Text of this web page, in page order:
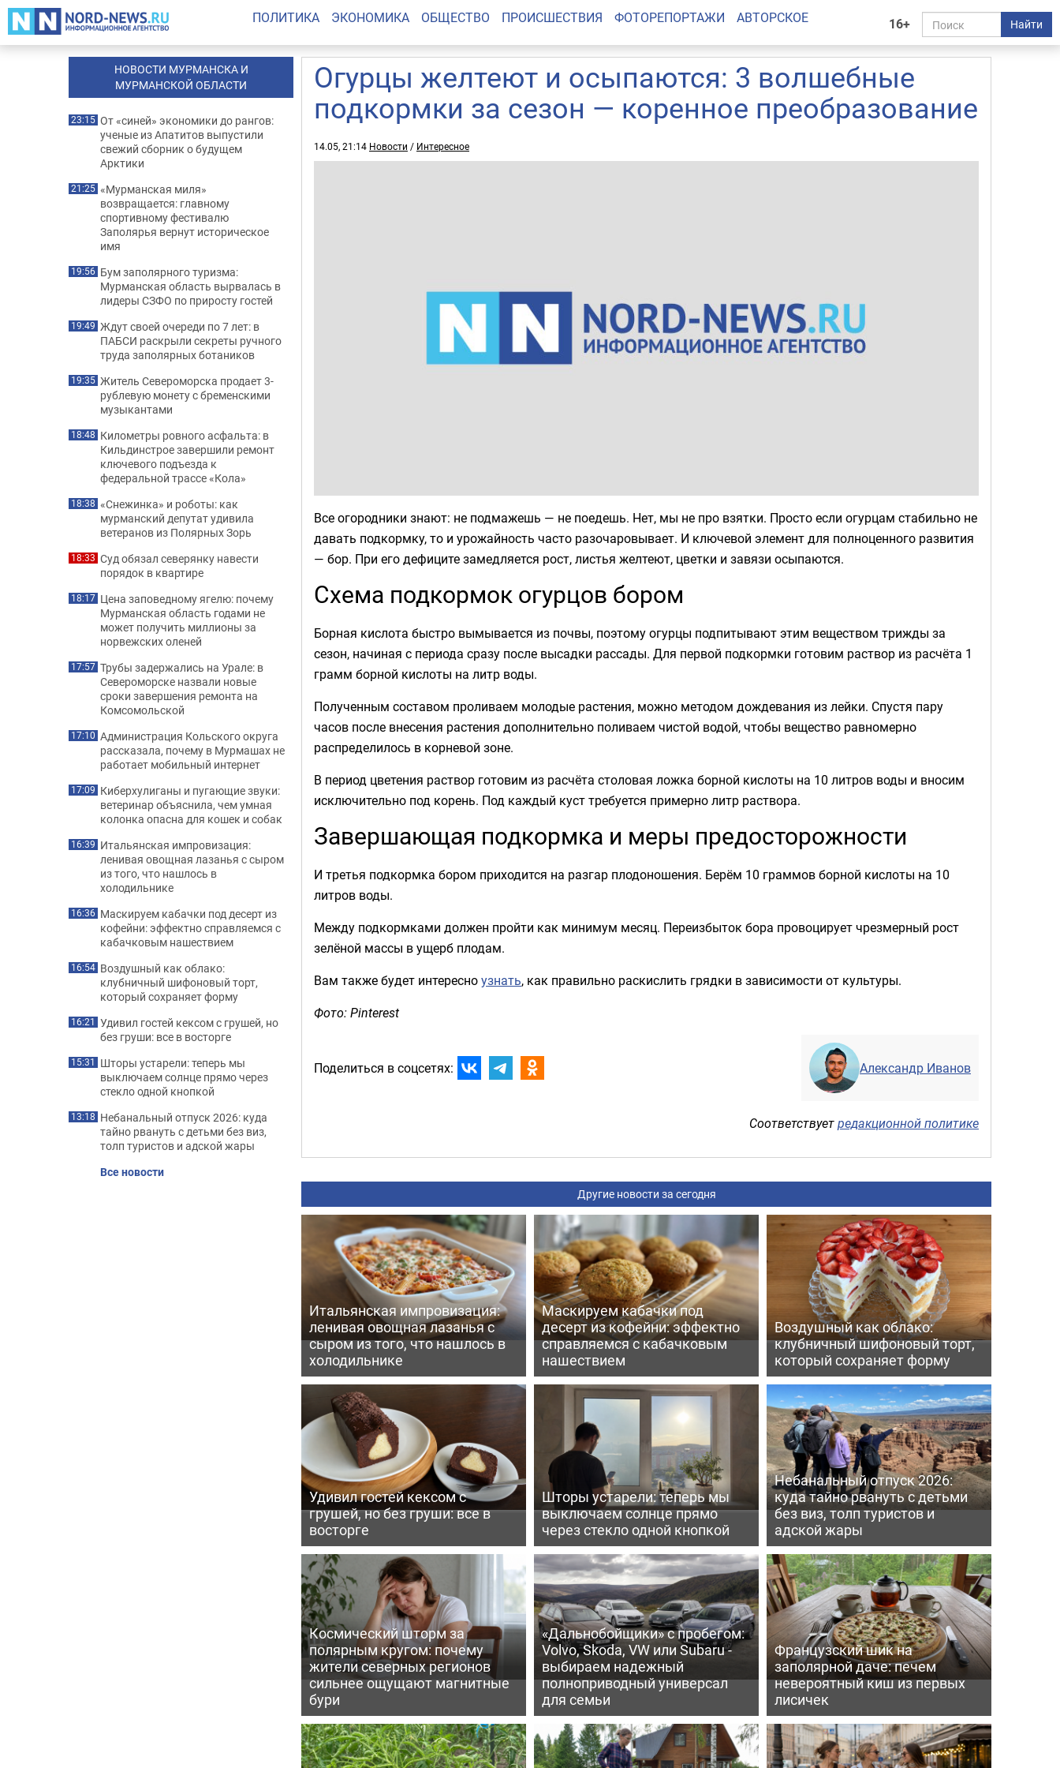
16+ Найти
ПОЛИТИКА ЭКОНОМИКА ОБЩЕСТВО ПРОИСШЕСТВИЯ ФОТОРЕПОРТАЖИ АВТОРСКОЕ
Огурцы желтеют и осыпаются: 3 волшебные
подкормки за сезон — коренное преобразование
14.05, 21:14 Новости / Интересное
Все огородники знают: не подмажешь — не поедешь. Нет, мы не про взятки. Просто если огурцам стабильно не
давать подкормку, то и урожайность часто разочаровывает. И ключевой элемент для полноценного развития
— бор. При его дефиците замедляется рост, листья желтеют, цветки и завязи осыпаются.
Схема подкормок огурцов бором
Борная кислота быстро вымывается из почвы, поэтому огурцы подпитывают этим веществом трижды за
сезон, начиная с периода сразу после высадки рассады. Для первой подкормки готовим раствор из расчёта 1
грамм борной кислоты на литр воды.
Полученным составом проливаем молодые растения, можно методом дождевания из лейки. Спустя пару
часов после внесения растения дополнительно поливаем чистой водой, чтобы вещество равномерно
распределилось в корневой зоне.
В период цветения раствор готовим из расчёта столовая ложка борной кислоты на 10 литров воды и вносим
исключительно под корень. Под каждый куст требуется примерно литр раствора.
Завершающая подкормка и меры предосторожности
И третья подкормка бором приходится на разгар плодоношения. Берём 10 граммов борной кислоты на 10
литров воды.
Между подкормками должен пройти как минимум месяц. Переизбыток бора провоцирует чрезмерный рост
зелёной массы в ущерб плодам.
Вам также будет интересноузнать, как правильно раскислить грядки в зависимости от культуры.
Фото: Pinterest
Поделиться в соцсетях: Александр Иванов
Соответствуетредакционной политике
Другие новости за сегодня
Итальянская импровизация:
ленивая овощная лазанья с
сыром из того, что нашлось в
холодильнике
Маскируем кабачки под
десерт из кофейни: эффектно
справляемся с кабачковым
нашествием
Воздушный как облако:
клубничный шифоновый торт,
который сохраняет форму
Удивил гостей кексом с
грушей, но без груши: все в
восторге
Шторы устарели: теперь мы
выключаем солнце прямо
через стекло одной кнопкой
Небанальный отпуск 2026:
куда тайно рвануть с детьми
без виз, толп туристов и
адской жары
Космический шторм за
полярным кругом: почему
жители северных регионов
сильнее ощущают магнитные
бури
«Дальнобойщики» с пробегом:
Volvo, Skoda, VW или Subaru -
выбираем надежный
полноприводный универсал
для семьи
Французский шик на
заполярной даче: печем
невероятный киш из первых
лисичек
НОВОСТИ МУРМАНСКА И
МУРМАНСКОЙ ОБЛАСТИ
23:15 От «синей» экономики до рангов:
ученые из Апатитов выпустили
свежий сборник о будущем
Арктики
21:25 «Мурманская миля»
возвращается: главному
спортивному фестивалю
Заполярья вернут историческое
имя
19:56 Бум заполярного туризма:
Мурманская область вырвалась в
лидеры СЗФО по приросту гостей
19:49 Ждут своей очереди по 7 лет: в
ПАБСИ раскрыли секреты ручного
труда заполярных ботаников
19:35 Житель Североморска продает 3-
рублевую монету с бременскими
музыкантами
18:48 Километры ровного асфальта: в
Кильдинстрое завершили ремонт
ключевого подъезда к
федеральной трассе «Кола»
18:38 «Снежинка» и роботы: как
мурманский депутат удивила
ветеранов из Полярных Зорь
18:33 Суд обязал северянку навести
порядок в квартире
18:17 Цена заповедному ягелю: почему
Мурманская область годами не
может получить миллионы за
норвежских оленей
17:57 Трубы задержались на Урале: в
Североморске назвали новые
сроки завершения ремонта на
Комсомольской
17:10 Администрация Кольского округа
рассказала, почему в Мурмашах не
работает мобильный интернет
17:09 Киберхулиганы и пугающие звуки:
ветеринар объяснила, чем умная
колонка опасна для кошек и собак
16:39 Итальянская импровизация:
ленивая овощная лазанья с сыром
из того, что нашлось в
холодильнике
16:36 Маскируем кабачки под десерт из
кофейни: эффектно справляемся с
кабачковым нашествием
16:54 Воздушный как облако:
клубничный шифоновый торт,
который сохраняет форму
16:21 Удивил гостей кексом с грушей, но
без груши: все в восторге
15:31 Шторы устарели: теперь мы
выключаем солнце прямо через
стекло одной кнопкой
13:18 Небанальный отпуск 2026: куда
тайно рвануть с детьми без виз,
толп туристов и адской жары
Все новости